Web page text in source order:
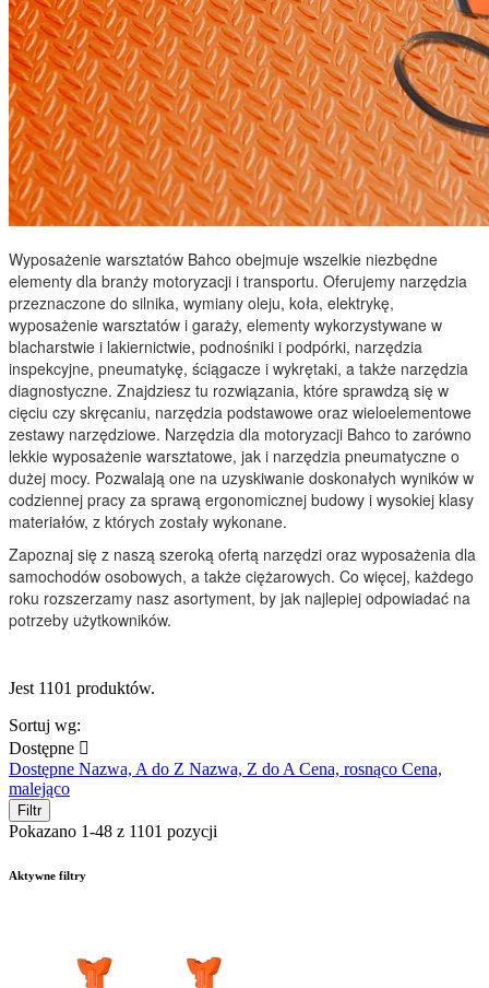
Wyposażenie warsztatów Bahco obejmuje wszelkie niezbędne
elementy dla branży motoryzacji i transportu. Oferujemy narzędzia
przeznaczone do silnika, wymiany oleju, koła, elektrykę,
wyposażenie warsztatów i garaży, elementy wykorzystywane w
blacharstwie i lakiernictwie, podnośniki i podpórki, narzędzia
inspekcyjne, pneumatykę, ściągacze i wykrętaki, a także narzędzia
diagnostyczne. Znajdziesz tu rozwiązania, które sprawdzą się w
cięciu czy skręcaniu, narzędzia podstawowe oraz wieloelementowe
zestawy narzędziowe. Narzędzia dla motoryzacji Bahco to zarówno
lekkie wyposażenie warsztatowe, jak i narzędzia pneumatyczne o
dużej mocy. Pozwalają one na uzyskiwanie doskonałych wyników w
codziennej pracy za sprawą ergonomicznej budowy i wysokiej klasy
materiałów, z których zostały wykonane.
Zapoznaj się z naszą szeroką ofertą narzędzi oraz wyposażenia dla
samochodów osobowych, a także ciężarowych. Co więcej, każdego
roku rozszerzamy nasz asortyment, by jak najlepiej odpowiadać na
potrzeby użytkowników.
Jest 1101 produktów.
Sortuj wg:
Dostępne 
Dostępne Nazwa, A do Z Nazwa, Z do ACena, rosnąco Cena,
malejąco
Filtr
Pokazano 1-48 z 1101 pozycji
Aktywne filtry